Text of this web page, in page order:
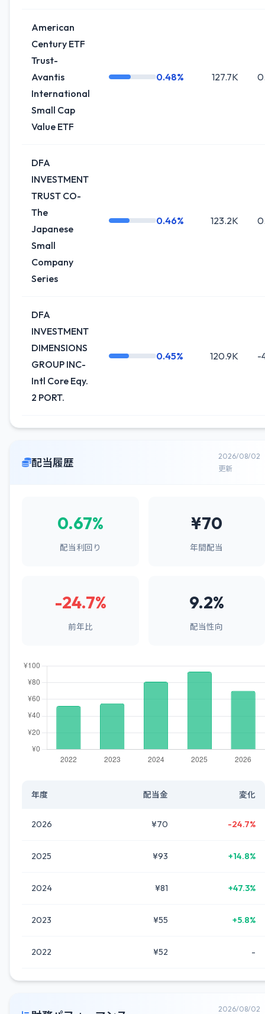
American
Century ETF
Trust-
Avantis
International
Small Cap
Value ETF
0.48% 127.7K
DFA
INVESTMENT
TRUST CO-
The
Japanese
Small
Company
Series
0.46% 123.2K
DFA
INVESTMENT
DIMENSIONS
GROUP INC-
Intl Core Eqy.
2 PORT.
0.45% 120.9K -
配当履歴
2026/08/02
更新
0.67%
配当利回り
¥70
年間配当
-24.7%
前年比
9.2%
配当性向
年度 配当金 変化
2026 ¥70 -24.7%
2025 ¥93 +14.8%
2024 ¥81 +47.3%
2023 ¥55 +5.8%
2022 ¥52 -
2026/08/02